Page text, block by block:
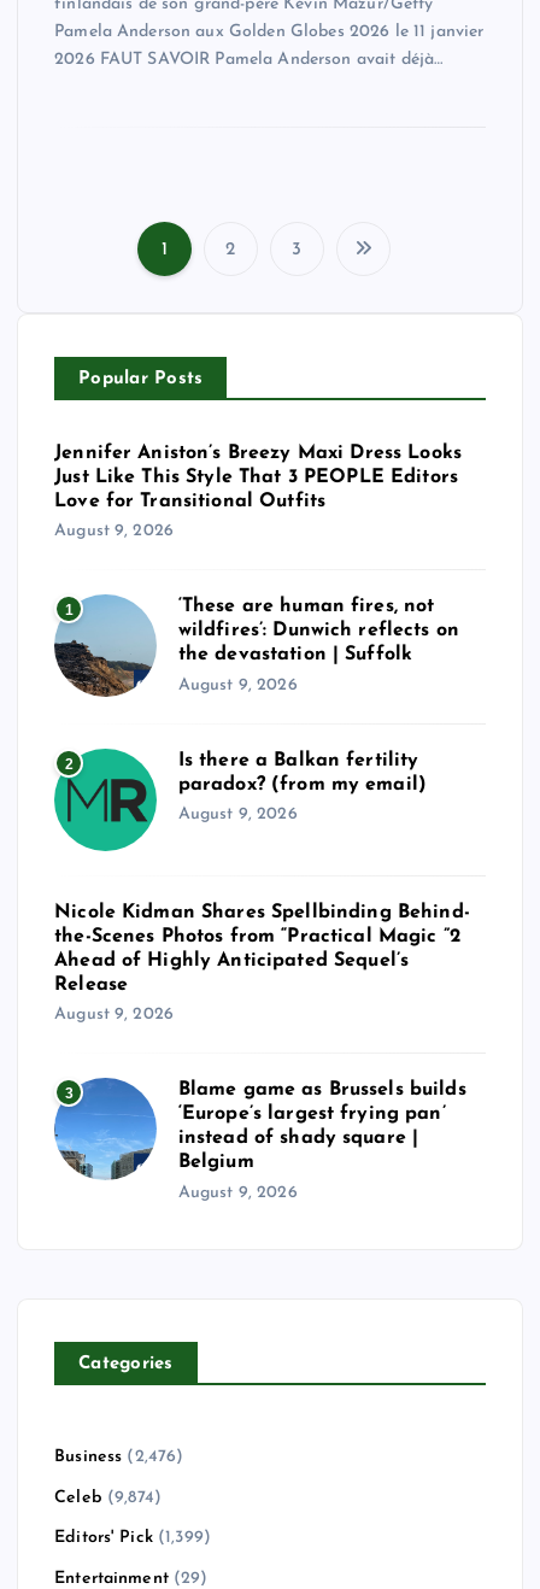
finlandais de son grand-père Kévin Mazur/Getty
Pamela Anderson aux Golden Globes 2026 le 11 janvier
2026 FAUT SAVOIR Pamela Anderson avait déjà…
s
t
s
a
g
i
n
t
i
n
1 2 3
Popular Posts
Jennifer Aniston’s Breezy Maxi Dress Looks
Just Like This Style That 3 PEOPLE Editors
Love for Transitional Outfits
August 9, 2026
1
‘These are human fires, not
wildfires’: Dunwich reflects on
the devastation | Suffolk
August 9, 2026
2
Is there a Balkan fertility
paradox? (from my email)
August 9, 2026
Nicole Kidman Shares Spellbinding Behind-
the-Scenes Photos from “Practical Magic ”2
Ahead of Highly Anticipated Sequel’s
Release
August 9, 2026
3
Blame game as Brussels builds
‘Europe’s largest frying pan’
instead of shady square |
Belgium
August 9, 2026
Categories
Business (2,476)
Celeb (9,874)
Editors' Pick(1,399)
Entertainment(29)